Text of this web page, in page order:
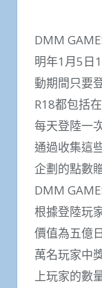
DMM
明年1月5日
動期間只要
R18都包括
每天登陸一
通過收集這
企劃的點數
DMM
根據登陸玩
價值為五億
萬名玩家中
上玩家的數